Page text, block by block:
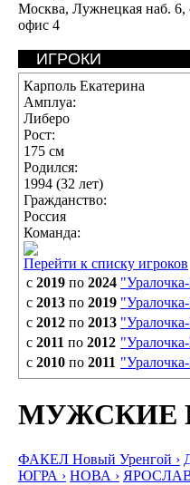
Москва, Лужнецкая наб. 6,
офис 4
ИГРОКИ
Карполь Екатерина
Амплуа:
Либеро
Рост:
175 см
Родился:
1994 (32 лет)
Гражданство:
Россия
Команда:
Перейти к списку игроков
с 2019 по 2024
с 2013 по 2019
с 2012 по 2013
с 2011 по 2012
с 2010 по 2011
МУЖСКИЕ
ФАКЕЛ Новый Уренгой ›
ЮГРА › НОВА ›